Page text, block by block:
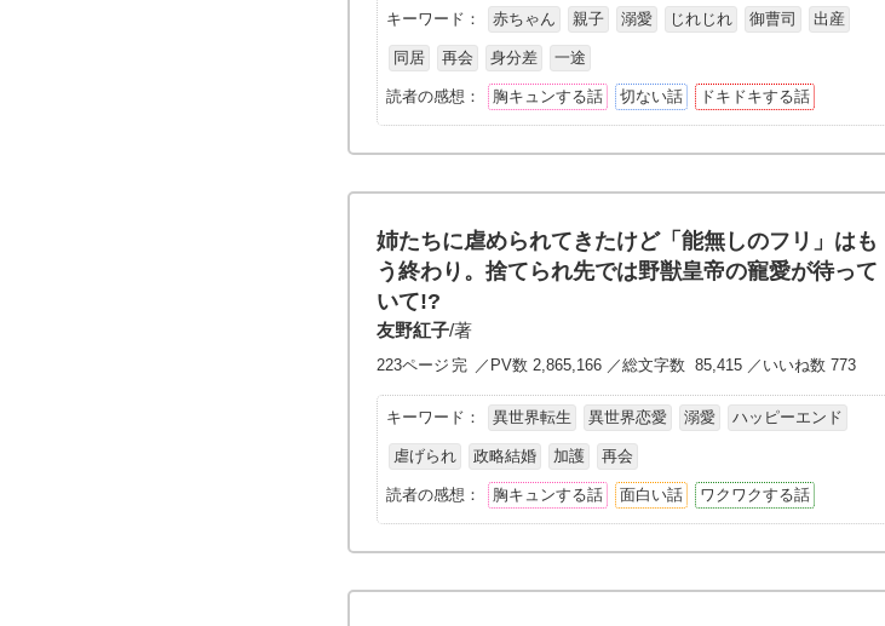
キーワード： 赤ちゃん 親子 溺愛 じれじれ 御曹司 出産
同居 再会 身分差 一途
読者の感想： 胸キュンする話 切ない話 ドキドキする話
姉たちに虐められてきたけど「能無しのフリ」はも
う終わり。捨てられ先では野獣皇帝の寵愛が待って
いて!?
友野紅子/著
223ページ 完 ／PV数 2,865,166 ／総文字数 85,415 ／いいね数 773
キーワード： 異世界転生 異世界恋愛 溺愛 ハッピーエンド
虐げられ 政略結婚 加護 再会
読者の感想： 胸キュンする話 面白い話 ワクワクする話